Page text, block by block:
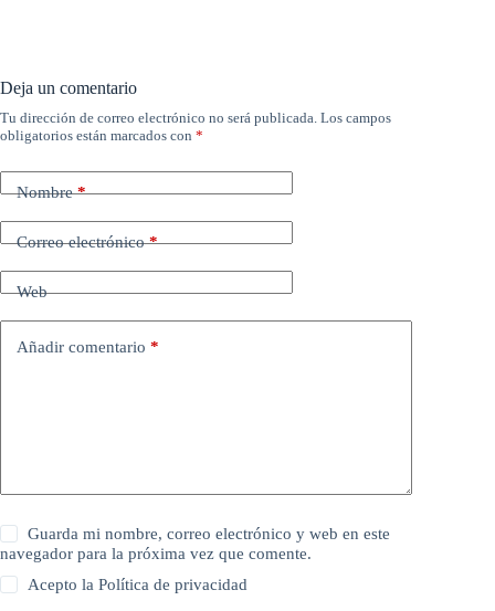
Deja un comentario
Tu dirección de correo electrónico no será publicada. Los campos
obligatorios están marcados con *
Nombre*
Correo electrónico*
Web
Añadir comentario *
Guarda mi nombre, correo electrónico y web en este
navegador para la próxima vez que comente.
Acepto laPolítica de privacidad